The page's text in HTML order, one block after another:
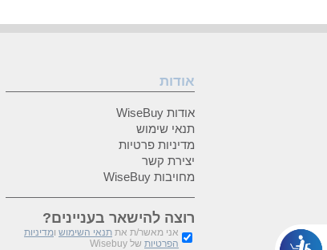
אודות
אודות WiseBuy
תנאי שימוש
מדיניות פרטיות
יצירת קשר
מחויבות WiseBuy
רוצה להישאר בעניינים?
אני מאשר/ת את תנאי השימוש ומדיניות
הפרטיות של Wisebuy